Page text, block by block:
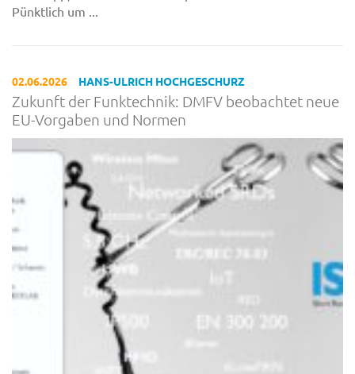
Pünktlich um ...
02.06.2026 HANS-ULRICH HOCHGESCHURZ
Zukunft der Funktechnik: DMFV beobachtet neue
EU-Vorgaben und Normen